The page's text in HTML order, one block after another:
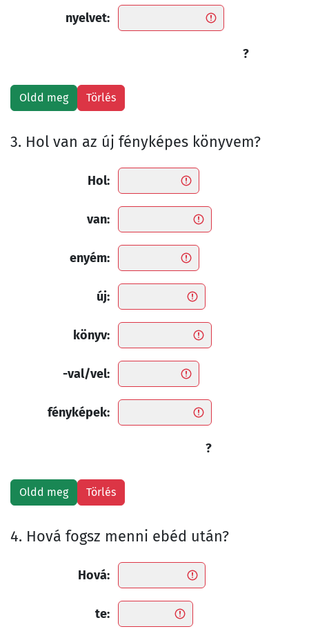
nyelvet:
?
3. Hol van az új fényképes könyvem?
Hol:
van:
enyém:
új:
könyv:
-val/vel:
fényképek:
?
4. Hová fogsz menni ebéd után?
Hová:
te: